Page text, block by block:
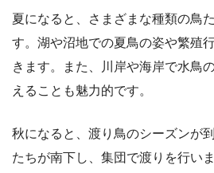
夏になると、さまざまな種類の鳥
す。湖や沼地での夏鳥の姿や繁殖
きます。また、川岸や海岸で水鳥
えることも魅力的です。
秋になると、渡り鳥のシーズンが
たちが南下し、集団で渡りを行い